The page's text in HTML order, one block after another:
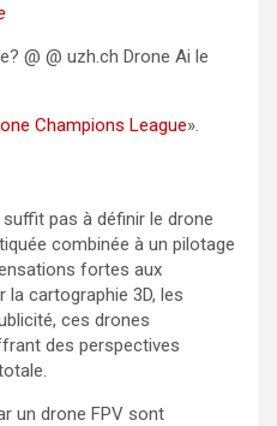
@ @ uzh.ch Drone Ai le
Champions League».
pas à définir le drone
combinée à un pilotage
fortes aux
cartographie 3D, les
ces drones
des perspectives
un drone FPV sont